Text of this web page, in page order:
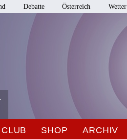
Debatte Österreich Wetter
CLUB SHOP ARCHIV